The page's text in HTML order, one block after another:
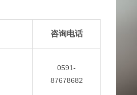
咨询电话
0591-
87678682